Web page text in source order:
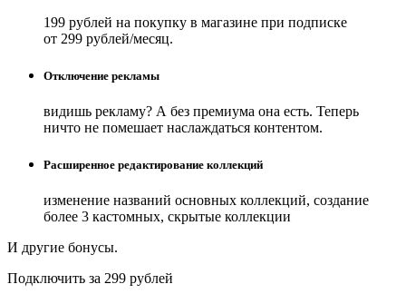
199 рублей на покупку в магазине при подписке
от 299 рублей/месяц.
Отключение рекламы
видишь рекламу? А без премиума она есть. Теперь
ничто не помешает наслаждаться контентом.
Расширенное редактирование коллекций
изменение названий основных коллекций, создание
более 3 кастомных, скрытые коллекции
И другие бонусы.
Подключить за 299 рублей